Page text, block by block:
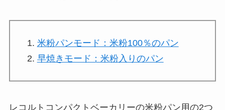
米粉パンモード：米粉100％のパン
早焼きモード：米粉入りのパン
レコルトコンパクトベーカリーの米粉パン用の2つ